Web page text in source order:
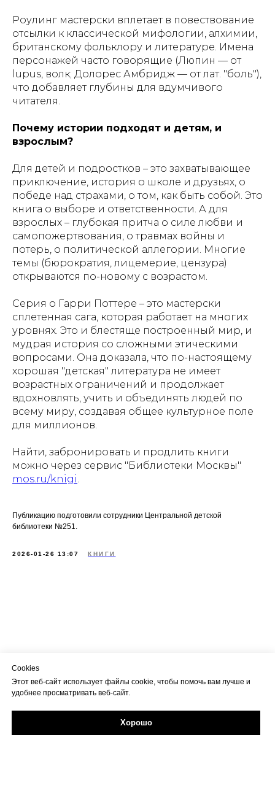
Задайте свой вопрос в Max
Роулинг мастерски вплетает в повествование
отсылки к классической мифологии, алхимии,
британскому фольклору и литературе. Имена
персонажей часто говорящие (Люпин — от
lupus, волк; Долорес Амбридж — от лат. "боль"),
что добавляет глубины для вдумчивого
читателя.
Почему истории подходят и детям, и
взрослым?
Для детей и подростков – это захватывающее
приключение, история о школе и друзьях, о
победе над страхами, о том, как быть собой. Это
книга о выборе и ответственности. А для
взрослых – глубокая притча о силе любви и
самопожертвования, о травмах войны и
потерь, о политической аллегории. Многие
темы (бюрократия, лицемерие, цензура)
открываются по-новому с возрастом.
Серия о Гарри Поттере – это мастерски
сплетенная сага, которая работает на многих
уровнях. Это и блестяще построенный мир, и
мудрая история со сложными этическими
вопросами. Она доказала, что по-настоящему
хорошая "детская" литература не имеет
возрастных ограничений и продолжает
вдохновлять, учить и объединять людей по
всему миру, создавая общее культурное поле
для миллионов.
Найти, забронировать и продлить книги
можно через сервис "Библиотеки Москвы"
mos.ru/knigi.
Публикацию подготовили сотрудники Центральной детской
библиотеки №251.
2026-01-26 13:07 КНИГИ
Cookies
Этот веб-сайт использует файлы cookie, чтобы помочь вам лучше и
удобнее просматривать веб-сайт.
Хорошо